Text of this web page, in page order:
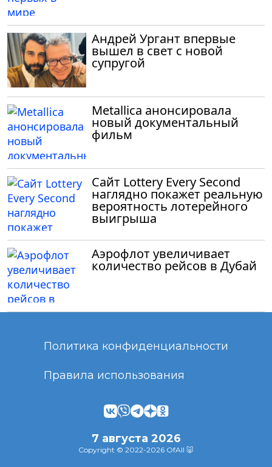
Андрей Ургант впервые
вышел в свет с новой
супругой
Metallica анонсировала
новый документальный
фильм
Сайт Lottery Every Second
наглядно покажет реальную
вероятность лотерейного
выигрыша
Аэрофлот увеличивает
количество рейсов в Дубай
Политика конфиденциальности
Правила использования
7 августа 2026
Copyright © 2022-2026 OfAll 🐷